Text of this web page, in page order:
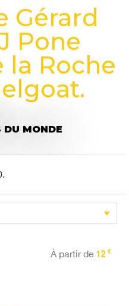
Gérard
Pone
la Roche
DU MONDE
À partir de 12 €